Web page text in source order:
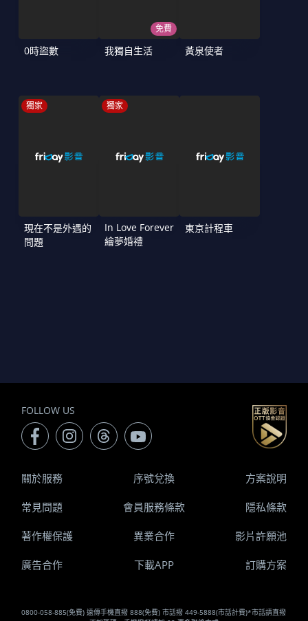
0時盜數
免費
我獨自生活 黃泉使者
獨家
現在不是外遇的
問題
獨家
In Love Forever
繪夢婚禮
東京計程車
FOLLOW US
0800-058-885(免費) 遠傳手機直撥 888(免費) 市話撥 449-5888(市話計費)*市話請直撥
關於服務 序號兌換 方案說明
常見問題 會員服務條款 隱私條款
著作權保護 異業合作 影片許願池
廣告合作 下載APP 訂購方案